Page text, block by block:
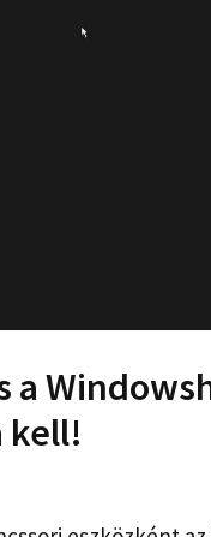
a
kell!